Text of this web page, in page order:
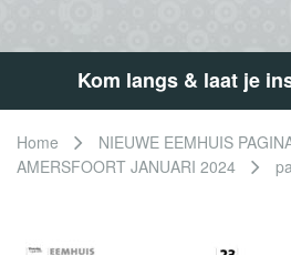
Kom langs & laat je
Home
NIEUWE EEMHUIS
AMERSFOORT JANUARI 2024